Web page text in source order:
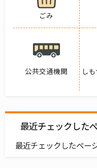
ごみ
公共交通機関
し
最近チェックした
最近チェックしたペー